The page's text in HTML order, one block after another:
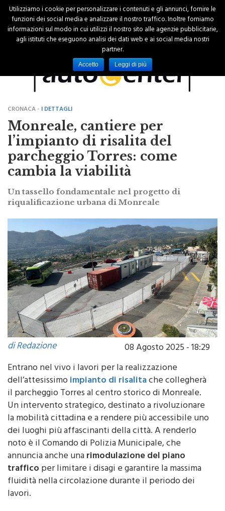
CRONACA -I DETTAGLI
Monreale, cantiere per
l’impianto di risalita del
parcheggio Torres: come
cambia la viabilità
Un tassello fondamentale nel progetto di
di Redazione
08 Agosto 2025 - 18:29
Entrano nel vivo i lavori per la realizzazione
dell’attesissimoimpianto di risalitache collegherà
il parcheggio Torres al centro storico di Monreale.
Un intervento strategico, destinato a rivoluzionare
la mobilità cittadina e a rendere più accessibile uno
dei luoghi più affascinanti della città. A renderlo
noto è il Comando di Polizia Municipale, che
annuncia anche unarimodulazione del piano
trafficoper limitare i disagi e garantire la massima
fluidità nella circolazione durante il periodo dei
Utilizziamo i cookie per personalizzare i contenuti e gli annunci, fornire le
funzioni dei social media e analizzare il nostro traffico. Inoltre forniamo
informazioni sul modo in cui utilizzi il nostro sito alle agenzie pubblicitarie,
agli istituti che eseguono analisi dei dati web e ai social media nostri
partner.
Accetto Leggi di più